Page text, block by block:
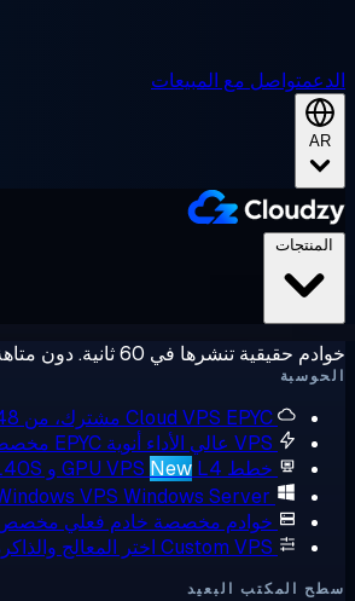
الدعمتواصل مع المبيعات
AR
المنتجات
خوادم حقيقية تنشرها في 60 ثانية. دون متاهة بيع إضافي.
الحوسبة
Cloud VPS EPYC مشترك، من 2.48 دولار/شهر
VPS عالي الأداء
أنوية EPYC مخصصة، DDR5
خطط GPU VPS
New L4 و L40S و H100 عند الطلب
VPS Windows Server، تحكم كامل
خوادم مخصصة خادم فعلي مخصص
Custom VPS اختر المعالج
سطح المكتب البعيد